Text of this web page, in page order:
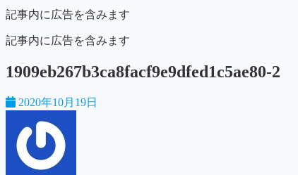
記事内に広告を含みます
記事内に広告を含みます
1909eb267b3ca8facf9e9dfed1c5ae80-2
2020年10月19日